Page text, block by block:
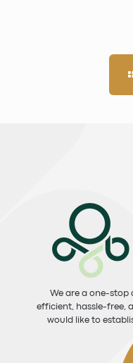
We are a one-
efficient, hassle-free,
would like to